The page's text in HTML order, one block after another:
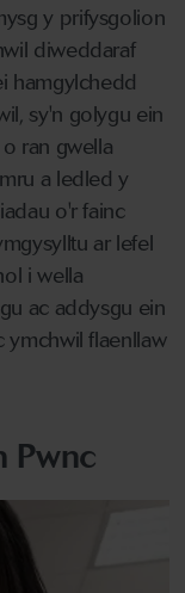
y prifysgolion
diweddaraf
hamgylchedd
sy'n golygu ein
ran gwella
a ledled y
o'r fainc
ar lefel
i wella
ac addysgu ein
ymchwil flaenllaw
Pwnc